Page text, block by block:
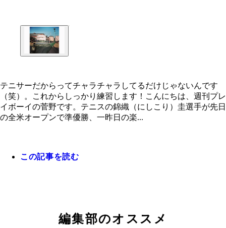
テニサーだからってチャラチャラしてるだけじゃ
です（笑）。これからしっかり練習します！
テニサーだからってチャラチャラしてるだけじゃないんです
（笑）。これからしっかり練習します！こんにちは、週刊プレ
イボーイの菅野です。テニスの錦織（にしこり）圭選手が先日
の全米オープンで準優勝、一昨日の楽...
この記事を読む
編集部のオススメ